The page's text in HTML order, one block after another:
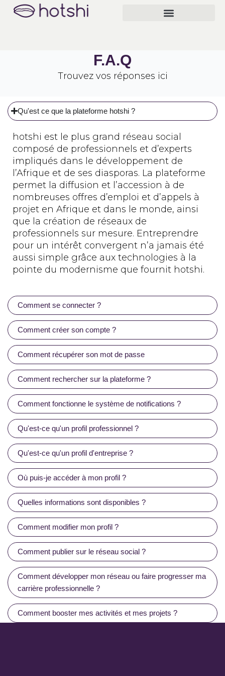
Skip
F.A.Q
Trouvez vos réponses ici
Qu'est ce que la plateforme hotshi ?
hotshi est le plus grand réseau social
composé de professionnels et d’experts
impliqués dans le développement de
l’Afrique et de ses diasporas. La plateforme
permet la diffusion et l’accession à de
nombreuses offres d’emploi et d’appels à
projet en Afrique et dans le monde, ainsi
que la création de réseaux de
professionnels sur mesure. Entreprendre
pour un intérêt convergent n’a jamais été
aussi simple grâce aux technologies à la
pointe du modernisme que fournit hotshi.
Comment se connecter ?
Comment créer son compte ?
Comment récupérer son mot de passe
Comment rechercher sur la plateforme ?
Comment fonctionne le système de notifications ?
Qu'est-ce qu'un profil professionnel ?
Qu'est-ce qu'un profil d'entreprise ?
Où puis-je accéder à mon profil ?
Quelles informations sont disponibles ?
Comment modifier mon profil ?
Comment publier sur le réseau social ?
Comment développer mon réseau ou faire progresser ma
carrière professionnelle ?
Comment booster mes activités et mes projets ?